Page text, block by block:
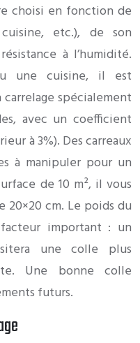
choisi en fonction de
etc.), de son
à l’humidité.
une cuisine, il est
spécialement
avec un coefficient
à 3%). Des carreaux
à manipuler pour un
de 10 m², il vous
20×20 cm. Le poids du
important : un
une colle plus
Une bonne colle
futurs.